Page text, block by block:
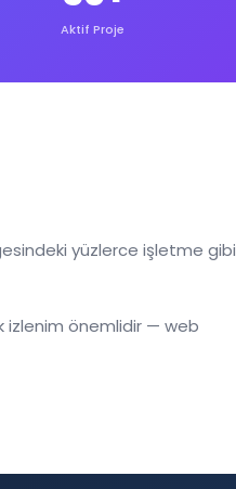
Aktif Proje
yüzlerce işletme gibi
izlenim önemlidir — web